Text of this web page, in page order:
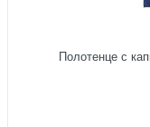
Полотенце с